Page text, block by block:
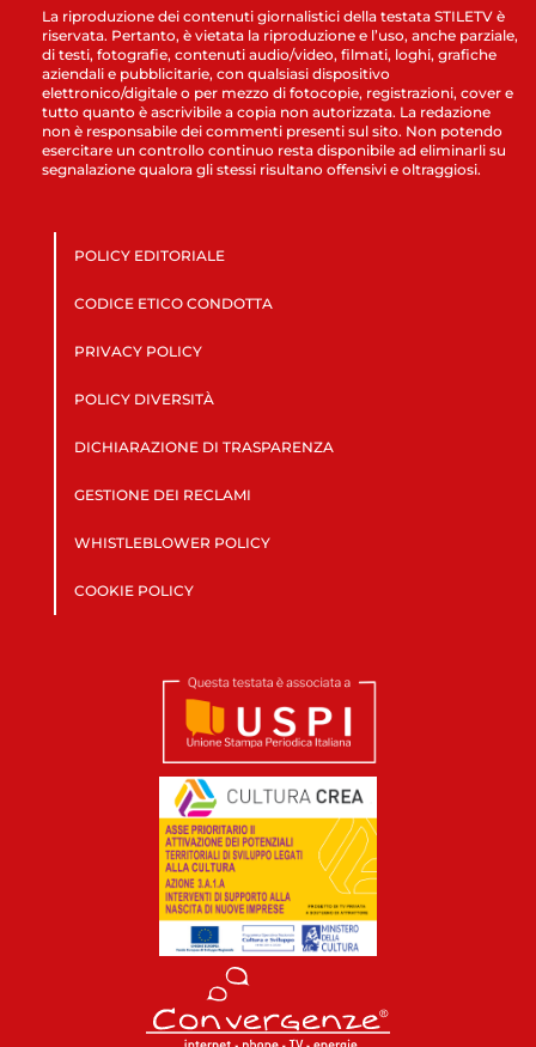
La riproduzione dei contenuti giornalistici della testata STILETV è
riservata. Pertanto, è vietata la riproduzione e l’uso, anche parziale,
di testi, fotografie, contenuti audio/video, filmati, loghi, grafiche
aziendali e pubblicitarie, con qualsiasi dispositivo
elettronico/digitale o per mezzo di fotocopie, registrazioni, cover e
tutto quanto è ascrivibile a copia non autorizzata. La redazione
non è responsabile dei commenti presenti sul sito. Non potendo
esercitare un controllo continuo resta disponibile ad eliminarli su
segnalazione qualora gli stessi risultano offensivi e oltraggiosi.
POLICY EDITORIALE
CODICE ETICO CONDOTTA
PRIVACY POLICY
POLICY DIVERSITÀ
DICHIARAZIONE DI TRASPARENZA
GESTIONE DEI RECLAMI
WHISTLEBLOWER POLICY
COOKIE POLICY